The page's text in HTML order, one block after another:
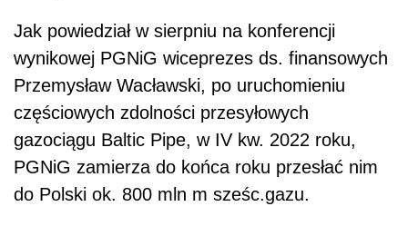
Jak powiedział w sierpniu na konferencji
wynikowej PGNiG wiceprezes ds. finansowych
Przemysław Wacławski, po uruchomieniu
częściowych zdolności przesyłowych
gazociągu Baltic Pipe, w IV kw. 2022 roku,
PGNiG zamierza do końca roku przesłać nim
do Polski ok. 800 mln m sześc.gazu.